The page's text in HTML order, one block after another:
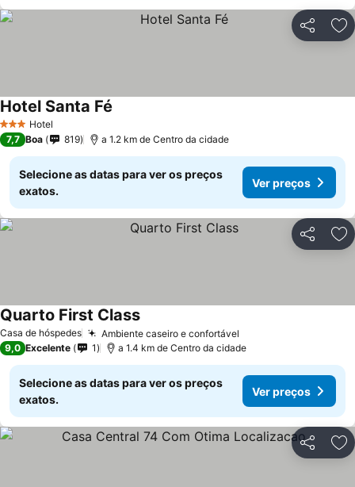
Partilhar
3 EstrelasHotel
Hotel Santa Fé
7,7 Boa 819 a 1.2 km de Centro da cidade
Selecione as datas para ver os preços
exatos.
Ver preços
Partilhar
Casa de hóspedes Ambiente caseiro e confortável
Quarto First Class
9,0 Excelente 1 a 1.4 km de Centro da cidade
Selecione as datas para ver os preços
exatos.
Ver preços
Partilhar